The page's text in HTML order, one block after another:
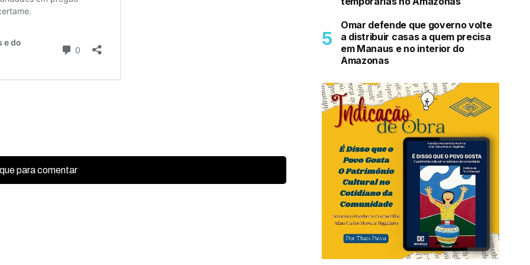
para comentar
Omar defende que governo volte
a distribuir casas a quem precisa
em Manaus e no interior do
Amazonas